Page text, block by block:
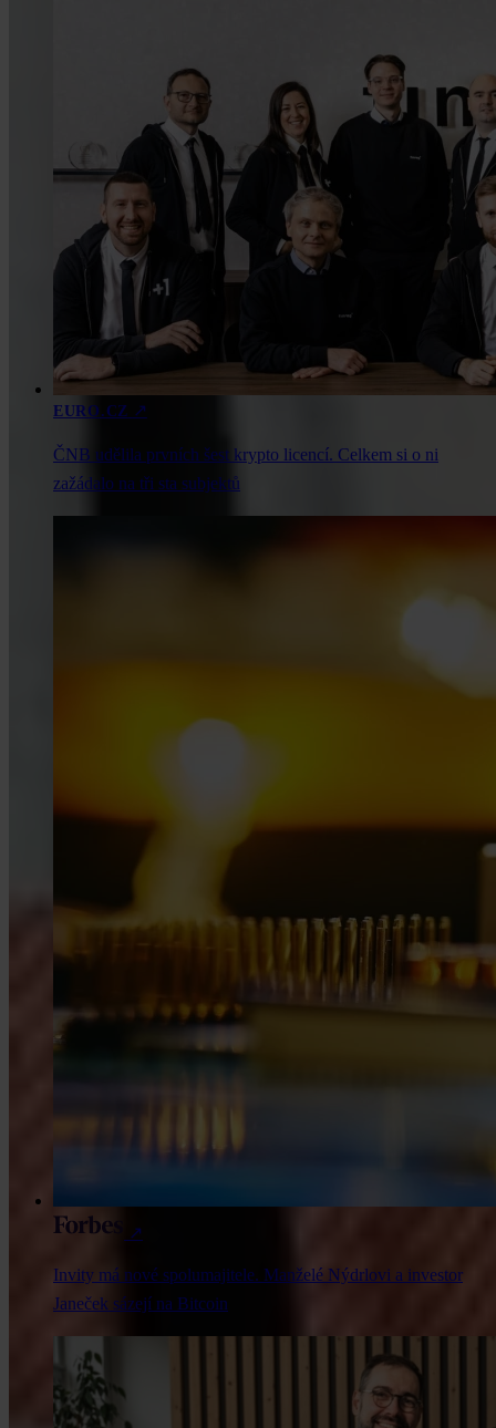
EURO.CZ ↗
ČNB udělila prvních šest krypto licencí. Celkem si o ni
zažádalo na tři sta subjektů
↗
Invity má nové spolumajitele. Manželé Nýdrlovi a investor
Janeček sázejí na Bitcoin